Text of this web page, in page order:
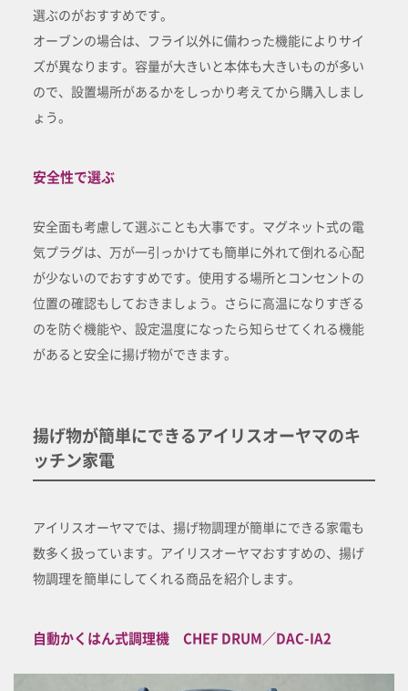
選ぶのがおすすめです。
オーブンの場合は、フライ以外に備わった機能によりサイ
ズが異なります。容量が大きいと本体も大きいものが多い
ので、設置場所があるかをしっかり考えてから購入しまし
ょう。
安全性で選ぶ
安全面も考慮して選ぶことも大事です。マグネット式の電
気プラグは、万が一引っかけても簡単に外れて倒れる心配
が少ないのでおすすめです。使用する場所とコンセントの
位置の確認もしておきましょう。さらに高温になりすぎる
のを防ぐ機能や、設定温度になったら知らせてくれる機能
があると安全に揚げ物ができます。
揚げ物が簡単にできるアイリスオーヤマのキ
ッチン家電
アイリスオーヤマでは、揚げ物調理が簡単にできる家電も
数多く扱っています。アイリスオーヤマおすすめの、揚げ
物調理を簡単にしてくれる商品を紹介します。
自動かくはん式調理機 CHEF DRUM／DAC-IA2